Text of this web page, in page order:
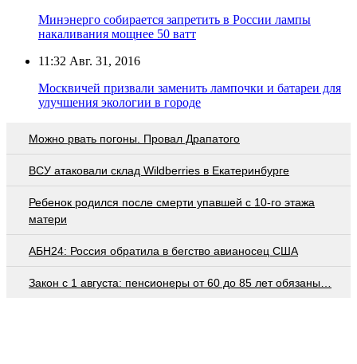
Минэнерго собирается запретить в России лампы
накаливания мощнее 50 ватт
11:32 Авг. 31, 2016
Москвичей призвали заменить лампочки и батареи для
улучшения экологии в городе
Можно рвать погоны. Провал Драпатого
ВСУ атаковали склад Wildberries в Екатеринбурге
Ребенок родился после смерти упавшей с 10-го этажа
матери
АБН24: Россия обратила в бегство авианосец США
Закон с 1 августа: пенсионеры от 60 до 85 лет обязаны…